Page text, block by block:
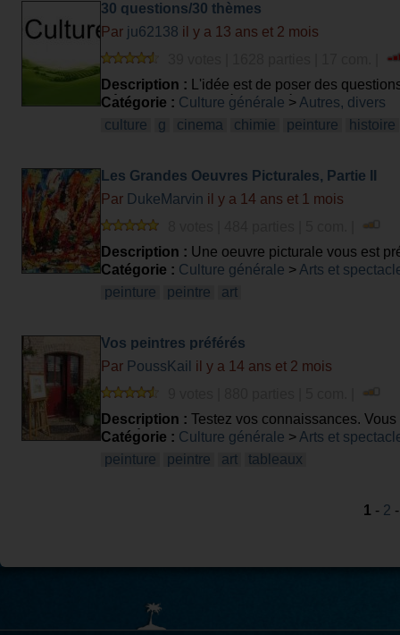
30 questions/30 thèmes
Par ju62138 il y a 13 ans et 2 mois
Description : L'idée est de poser des
d'être bons sur 30 thèmes différents ? Qui
Catégorie : Culture générale > Autres, divers
culture
g cinema chimie peinture histoire
Les Grandes Oeuvres Picturales, Partie II
Par DukeMarvin il y a 14 ans et 1 mois
Description : Une oeuvre picturale vous est
Catégorie : Culture générale > Arts et
peinture
peintre art
Vos peintres préférés
Par PoussKail
il y a 14 ans et 2 mois
Description : Testez vos connaissances.
vous êtes simplement curieux ! Voila un
Catégorie : Culture générale > Arts et
peinture
peintre art tableaux
1 - 2